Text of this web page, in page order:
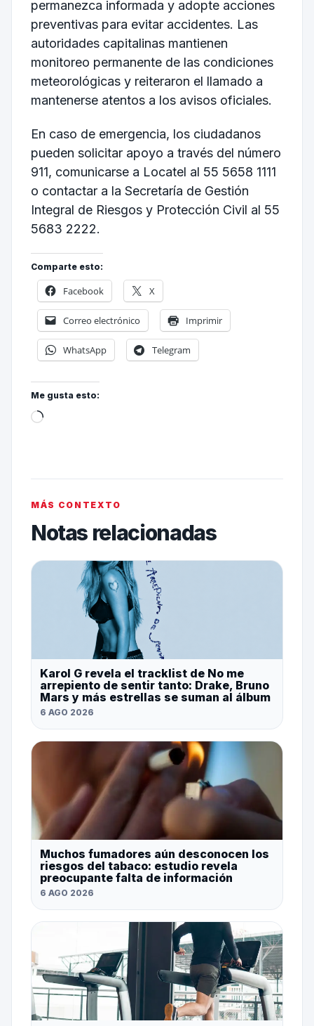
permanezca informada y adopte acciones
preventivas para evitar accidentes. Las
autoridades capitalinas mantienen
monitoreo permanente de las condiciones
meteorológicas y reiteraron el llamado a
mantenerse atentos a los avisos oficiales.
En caso de emergencia, los ciudadanos
pueden solicitar apoyo a través del número
911, comunicarse a Locatel al 55 5658 1111
o contactar a la Secretaría de Gestión
Integral de Riesgos y Protección Civil al 55
5683 2222.
Comparte esto:
Facebook X
Correo electrónico Imprimir
WhatsApp Telegram
Me gusta esto:
MÁS CONTEXTO
Notas relacionadas
Karol G revela el tracklist de No me
arrepiento de sentir tanto: Drake, Bruno
Mars y más estrellas se suman al álbum
6 AGO 2026
Muchos fumadores aún desconocen los
riesgos del tabaco: estudio revela
preocupante falta de información
6 AGO 2026